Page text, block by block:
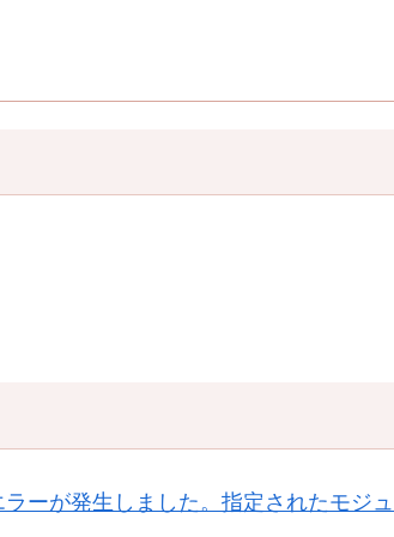
ラーが発生しました。指定されたモジ